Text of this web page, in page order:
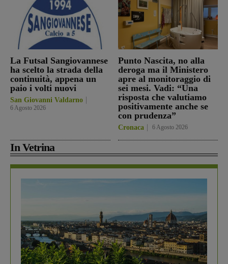
La Futsal Sangiovannese
ha scelto la strada della
continuità, appena un
paio i volti nuovi
San Giovanni Valdarno
6 Agosto 2026
Punto Nascita, no alla
deroga ma il Ministero
apre al monitoraggio di
sei mesi. Vadi: “Una
risposta che valutiamo
positivamente anche se
con prudenza”
Cronaca 6 Agosto 2026
In Vetrina